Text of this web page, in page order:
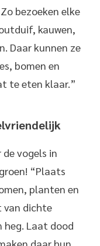
bezoeken elke
kauwen,
Daar kunnen ze
bomen en
te eten klaar.”
vogels in
“Plaats
planten en
van dichte
heg. Laat dood